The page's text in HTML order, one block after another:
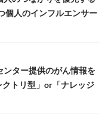
個人のインフルエンサー
ンター提供のがん情報を
トリ型」or「ナレッジ